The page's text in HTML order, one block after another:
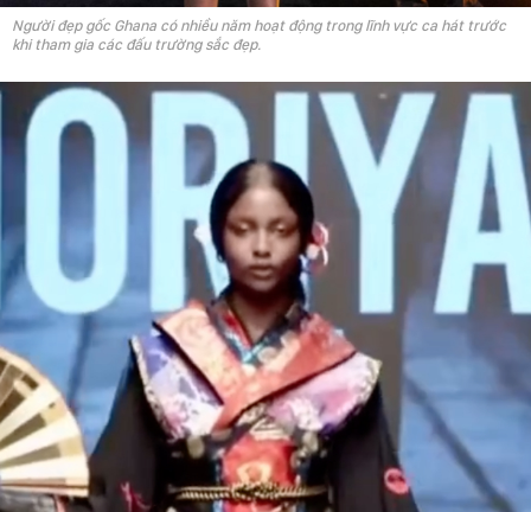
Người đẹp gốc Ghana có nhiều năm hoạt động trong lĩnh vực ca hát trước
khi tham gia các đấu trường sắc đẹp.